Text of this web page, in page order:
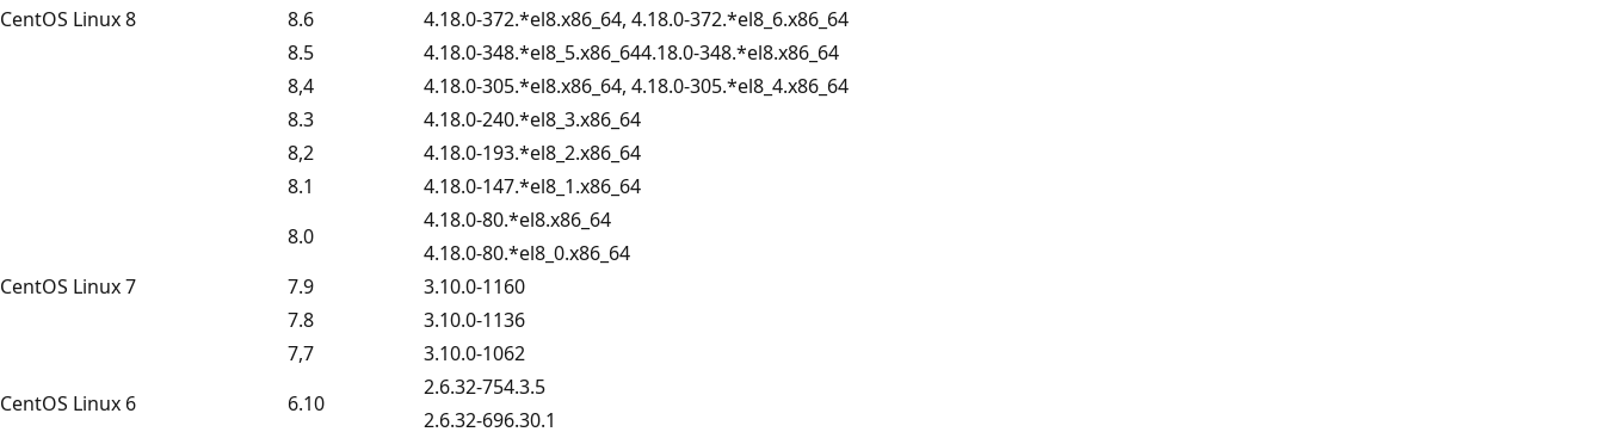
CentOS Linux 8
8.6
4.18.0-372.*el8.x86_64, 4.18.0-372.*el8_6.x86_64
8.5
4.18.0-348.*el8_5.x86_644.18.0-348.*el8.x86_64
8,4
4.18.0-305.*el8.x86_64, 4.18.0-305.*el8_4.x86_64
8.3
4.18.0-240.*el8_3.x86_64
8,2
4.18.0-193.*el8_2.x86_64
8.1
4.18.0-147.*el8_1.x86_64
8.0
4.18.0-80.*el8.x86_64
4.18.0-80.*el8_0.x86_64
CentOS Linux 7
7.9
3.10.0-1160
7.8
3.10.0-1136
7,7
3.10.0-1062
CentOS Linux 6
6.10
2.6.32-754.3.5
2.6.32-696.30.1